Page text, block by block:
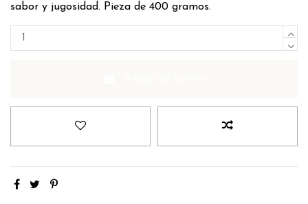
sabor y jugosidad. Pieza de 400 gramos.